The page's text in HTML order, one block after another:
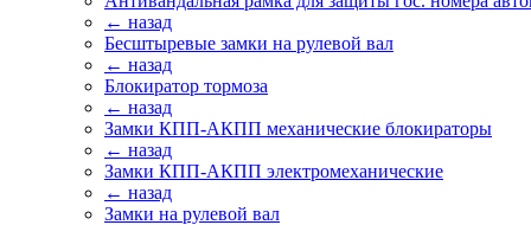
← назад
Бесштыревые замки на рулевой вал
← назад
Блокиратор тормоза
← назад
Замки КПП-АКПП механические блокираторы
← назад
Замки КПП-АКПП электромеханические
← назад
Замки на рулевой вал